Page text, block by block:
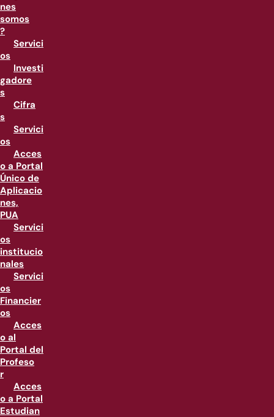
nes
somos
?
Servici
os
Investi
gadore
s
Cifra
s
Servici
os
Acces
o a Portal
Único de
Aplicacio
nes,
PUA
Servici
os
institucio
nales
Servici
os
Financier
os
Acces
o al
Portal del
Profeso
r
Acces
o a Portal
Estudian